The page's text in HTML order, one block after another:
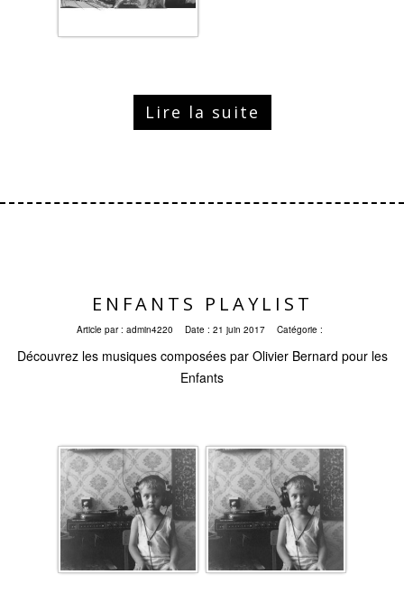
Lire la suite
ENFANTS PLAYLIST
Article par : admin4220 Date : 21 juin 2017 Catégorie :
Découvrez les musiques composées par Olivier Bernard pour les
Enfants